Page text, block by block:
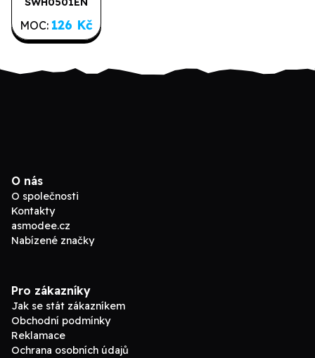
MOC: 126 Kč
O nás
O společnosti
Kontakty
asmodee.cz
Nabízené značky
Pro zákazníky
Jak se stát zákazníkem
Obchodní podmínky
Reklamace
Ochrana osobních údajů